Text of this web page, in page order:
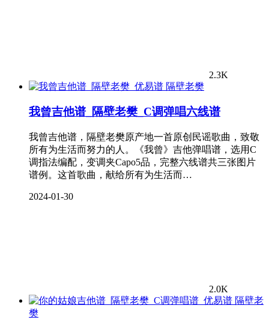
2.3K
隔壁老樊
我曾吉他谱_隔壁老樊_C调弹唱六线谱
我曾吉他谱，隔壁老樊原产地一首原创民谣歌曲，致敬
所有为生活而努力的人。《我曾》吉他弹唱谱，选用C
调指法编配，变调夹Capo5品，完整六线谱共三张图片
谱例。这首歌曲，献给所有为生活而…
2024-01-30
2.0K
隔壁老
樊